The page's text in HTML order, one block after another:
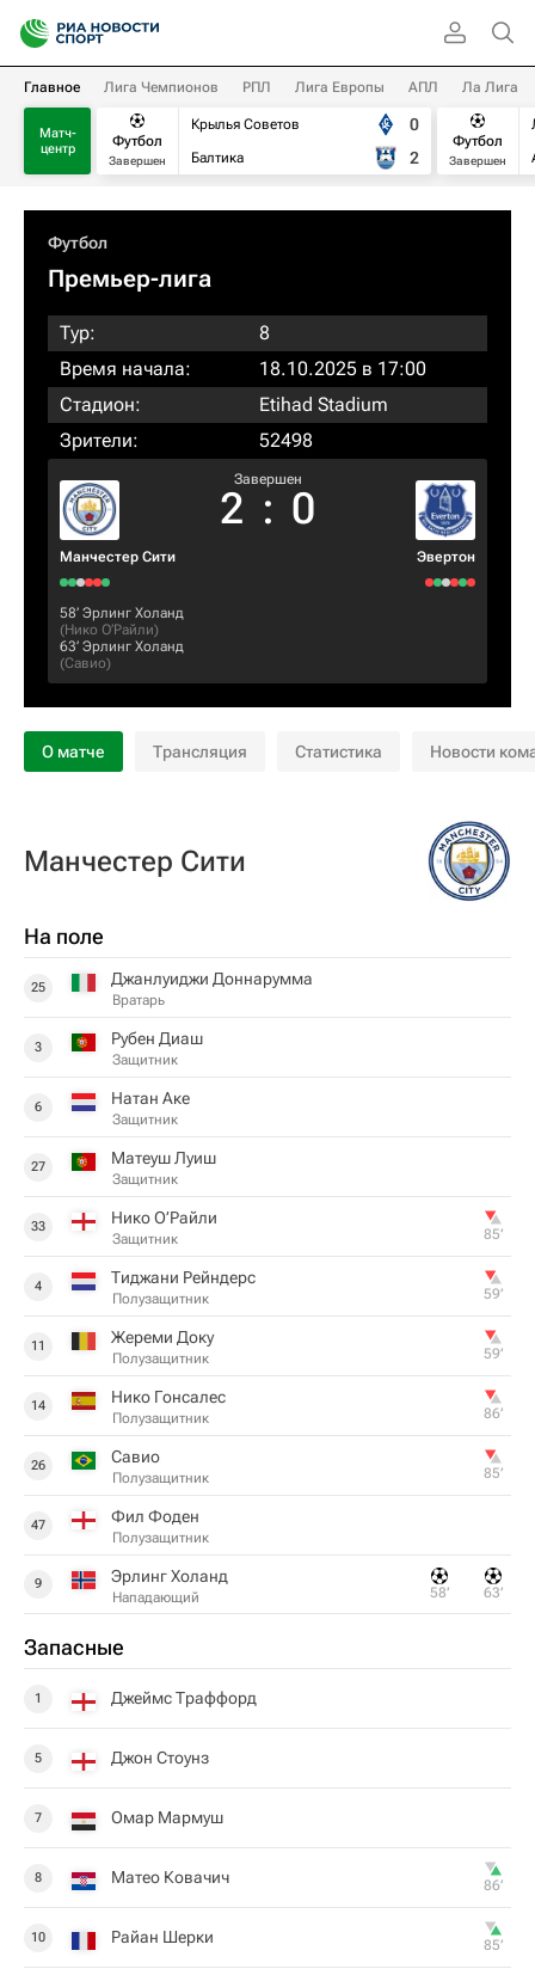
Главное Лига Чемпионов РПЛ Лига Европы АПЛ Ла Лига
Матч-
центр
Футбол
Завершен
Крылья Советов
Балтика
0
2
Футбол
Завершен
Футбол
Премьер-лига
Тур:
8
Время начала:
18.10.2025 в 17:00
Стадион:
Etihad Stadium
Зрители:
52498
Манчестер Сити
Завершен
2 : 0
Эвертон
58‎’‎ Эрлинг Холанд
(Нико О’Райли)
63‎’‎ Эрлинг Холанд
(Савио)
О матче Трансляция Статистика Новости
Манчестер Сити
На поле
25 Джанлуиджи Доннарумма
Вратарь
3 Рубен Диаш
Защитник
6 Натан Аке
Защитник
27 Матеуш Луиш
Защитник
33 Нико О’Райли
Защитник 85‎’‎
4 Тиджани Рейндерс
Полузащитник 59‎’‎
11 Жереми Доку
Полузащитник 59‎’‎
14 Нико Гонсалес
Полузащитник 86‎’‎
26 Савио
Полузащитник 85‎’‎
47 Фил Фоден
Полузащитник
9 Эрлинг Холанд
Нападающий 58‎’‎ 63‎’‎
Запасные
1 Джеймс Траффорд
5 Джон Стоунз
7 Омар Мармуш
8 Матео Ковачич 86‎’‎
10 Райан Шерки 85‎’‎